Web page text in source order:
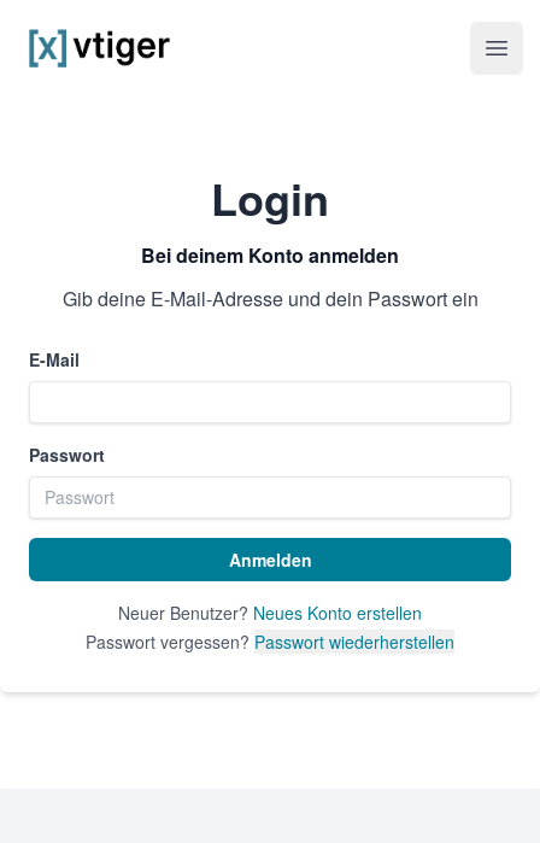
vtiger CRM
Login
Bei deinem Konto anmelden
Gib deine E-Mail-Adresse und dein Passwort ein
E-Mail
Passwort
Anmelden
Neuer Benutzer? Neues Konto erstellen
Passwort vergessen? Passwort wiederherstellen